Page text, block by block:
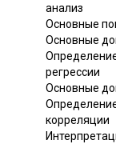
анализ
Основные
Основные
регрессии
Основные
корреляции